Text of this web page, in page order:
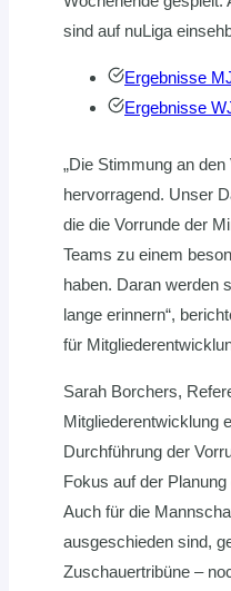
sind auf nuLiga
Ergebnisse
Ergebnisse
„Die Stimmung an
hervorragend. Unser
die die Vorrunde der
Teams zu einem
haben. Daran werden
lange erinnern“,
für
Sarah Borchers,
Mitgliederentwicklung
Durchführung der
Fokus auf der
Auch für die
ausgeschieden sind,
Zuschauertribüne –